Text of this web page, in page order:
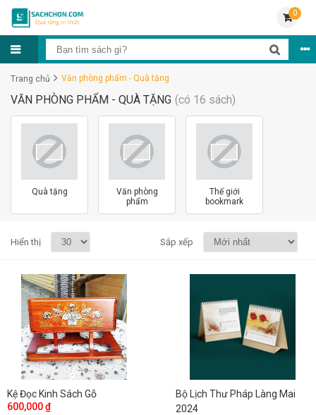
0
Trang chủ Văn phòng phẩm - Quà tặng
VĂN PHÒNG PHẨM - QUÀ TẶNG (có 16 sách)
Quà tặng
Văn phòng
phẩm
Thế giới
bookmark
Hiển thị Sắp xếp
Kệ Đọc Kinh Sách Gỗ
600,000 ₫
Bộ Lịch Thư Pháp Làng Mai
2024